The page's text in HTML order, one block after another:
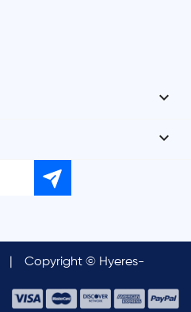


Copyright © Hyeres-